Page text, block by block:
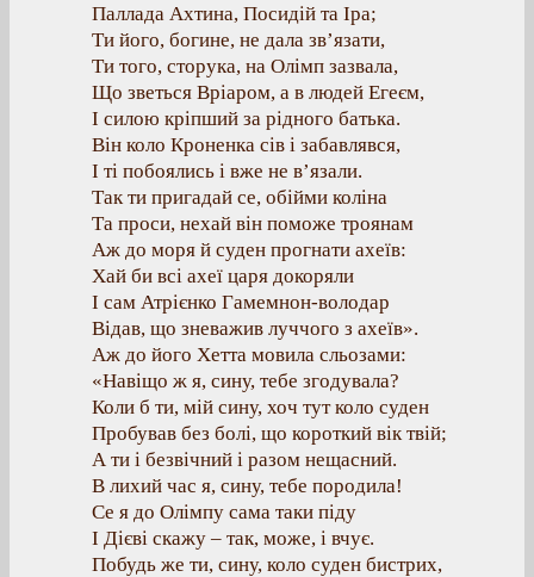
Паллада Ахтина, Посидій та Іра;
Ти його, богине, не дала зв’язати,
Ти того, сторука, на Олімп зазвала,
Що зветься Вріаром, а в людей Егеєм,
І силою кріпший за рідного батька.
Він коло Кроненка сів і забавлявся,
І ті побоялись і вже не в’язали.
Так ти пригадай се, обійми коліна
Та проси, нехай він поможе троянам
Аж до моря й суден прогнати ахеїв:
Хай би всі ахеї царя докоряли
І сам Атрієнко Гамемнон-володар
Відав, що зневажив луччого з ахеїв».
Аж до його Хетта мовила сльозами:
«Навіщо ж я, сину, тебе згодувала?
Коли б ти, мій сину, хоч тут коло суден
Пробував без болі, що короткий вік твій;
А ти і безвічний і разом нещасний.
В лихий час я, сину, тебе породила!
Се я до Олімпу сама таки піду
І Дієві скажу – так, може, і вчує.
Побудь же ти, сину, коло суден бистрих,